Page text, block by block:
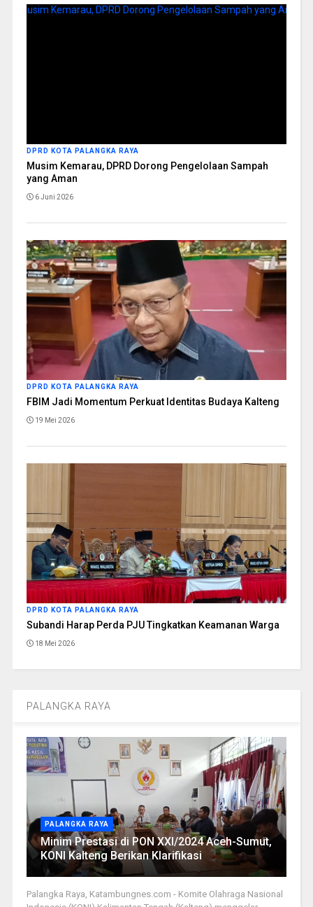
DPRD KOTA PALANGKA RAYA
Musim Kemarau, DPRD Dorong Pengelolaan Sampah
yang Aman
6 Juni 2026
DPRD KOTA PALANGKA RAYA
FBIM Jadi Momentum Perkuat Identitas Budaya Kalteng
19 Mei 2026
DPRD KOTA PALANGKA RAYA
Subandi Harap Perda PJU Tingkatkan Keamanan Warga
18 Mei 2026
PALANGKA RAYA
PALANGKA RAYA
Minim Prestasi di PON XXI/2024 Aceh-Sumut,
KONI Kalteng Berikan Klarifikasi
Palangka Raya, Katambungnes.com - Komite Olahraga Nasional